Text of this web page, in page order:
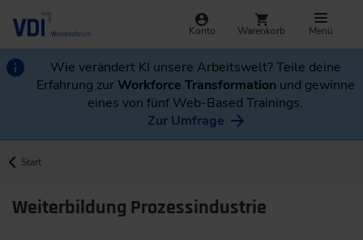
Konto Warenkorb Menü
Wie verändert KI unsere Arbeitswelt? Teile deine
Erfahrung zurWorkforce Transformation und gewinne
eines von fünf Web-Based Trainings.
Zur Umfrage
Start
Weiterbildung Prozessindustrie